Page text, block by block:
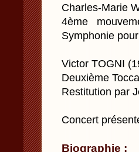
Charles-Marie
4ème
Symphonie
Victor TOGNI
Deuxième
Restitution par
Concert
Biographie :